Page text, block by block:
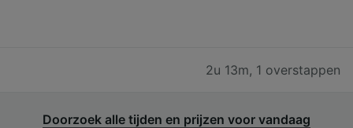
2u 13m, 1 overstappen
Doorzoek alle tijden en prijzen voor vandaag